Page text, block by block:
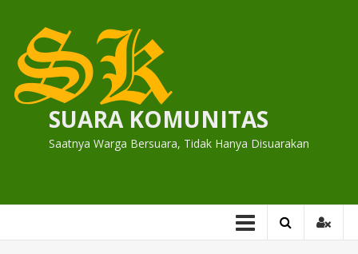
content
SUARA KOMUNITAS
Saatnya Warga Bersuara, Tidak Hanya Disuarakan